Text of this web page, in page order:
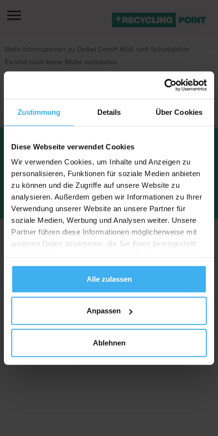
Zustimmung Details Über Cookies
Diese Webseite verwendet Cookies
Wir verwenden Cookies, um Inhalte und Anzeigen zu
personalisieren, Funktionen für soziale Medien anbieten
zu können und die Zugriffe auf unsere Website zu
analysieren. Außerdem geben wir Informationen zu Ihrer
Verwendung unserer Website an unsere Partner für
soziale Medien, Werbung und Analysen weiter. Unsere
Partner führen diese Informationen möglicherweise mit
weiteren Daten zusammen, die Sie ihnen bereitgestellt
gesammelt haben.
Alle zulassen
Anpassen
Ablehnen
Mehr Informationen zu Dinkel GmbH Müll- und Schuttabfuhr
Es sind noch keine Bilder vorhanden.
Datenschu
Impressu
Copyright © 2023 Recyclingpoint